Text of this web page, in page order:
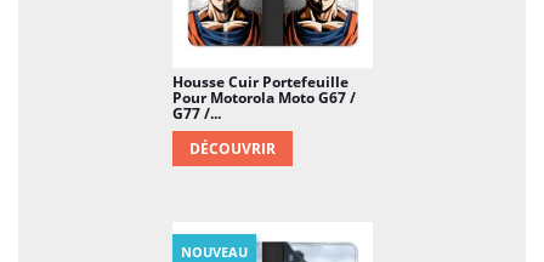
Housse Cuir Portefeuille
Pour Motorola Moto G67 /
G77 /...
DÉCOUVRIR
NOUVEAU